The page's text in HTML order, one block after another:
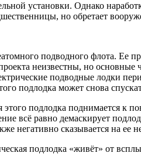
установки. Однако
но обретает
подводного флота. Ее
неизвестны, но основные
подводные лодки
подлодка может снова
подлодка поднимается к
всё равно демаскирует
негативно сказывается на ее
подлодка «живёт» от